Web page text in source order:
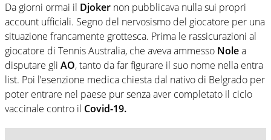
Da giorni ormai il Djoker non pubblicava nulla sui propri
account ufficiali. Segno del nervosismo del giocatore per una
situazione francamente grottesca. Prima le rassicurazioni al
giocatore di Tennis Australia, che aveva ammesso Nolea
disputare gli AO, tanto da far figurare il suo nome nella entra
list. Poi l’esenzione medica chiesta dal nativo di Belgrado per
poter entrare nel paese pur senza aver completato il ciclo
vaccinale contro il Covid-19.